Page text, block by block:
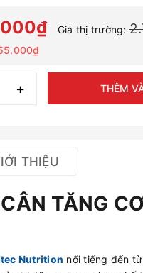
Giá thị trường:
+ THÊM
THIỆU
TĂNG
Nutrition nổi tiếng đến